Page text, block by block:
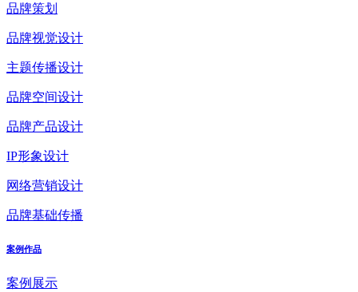
品牌策划
品牌视觉设计
主题传播设计
品牌空间设计
品牌产品设计
IP形象设计
网络营销设计
品牌基础传播
案例作品
案例展示